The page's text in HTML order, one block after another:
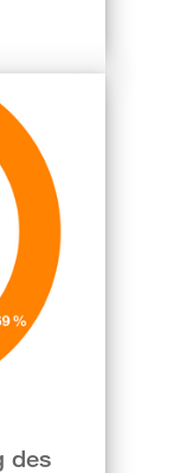
des